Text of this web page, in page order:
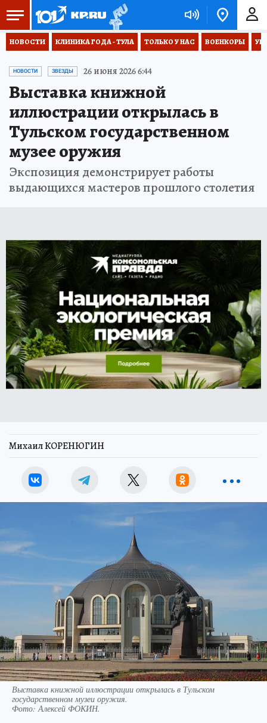
НОВОСТИ КЛИНИКА ГОДА - ТУЛА ТОЛЬКО У НАС ВОЕНКОРЫ
НОВОСТИ ЗВЕЗДЫ 26 июня 2026 6:44
Выставка книжной
иллюстрации открылась в
Тульском государственном
музее оружия
Экспозиция демонстрирует работы
выдающихся мастеров прошлого столетия
Михаил КОРЕНЮГИН
Выставка книжной иллюстрации открылась в Тульском
государственном музеи оружия.
Фото: Алексей ФОКИН.